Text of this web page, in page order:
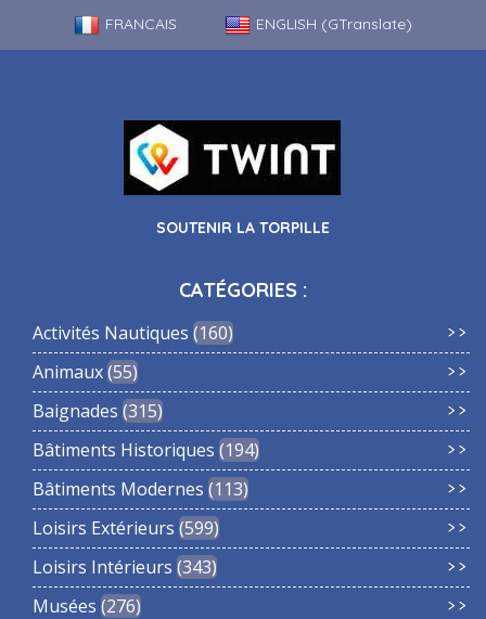
FRANCAIS
ENGLISH (GTranslate)
SOUTENIR LA TORPILLE
CATÉGORIES :
Activités Nautiques 160
Animaux 55
Baignades 315
Bâtiments Historiques 194
Bâtiments Modernes 113
Loisirs Extérieurs 599
Loisirs Intérieurs 343
Musées 276